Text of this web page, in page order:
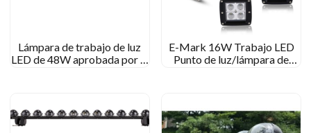
Lámpara de trabajo de luz
LED de 48W aprobada por el
E-Mark 16W Trabajo LED
Punto de luz/lámpara de